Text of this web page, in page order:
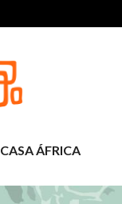
CASA ÁFRICA